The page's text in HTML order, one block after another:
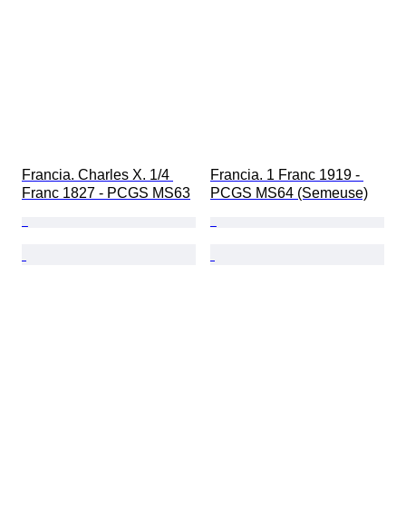
Francia. Charles X. 1/4
Franc 1827 - PCGS MS63
Francia. 1 Franc 1919 -
PCGS MS64 (Semeuse)